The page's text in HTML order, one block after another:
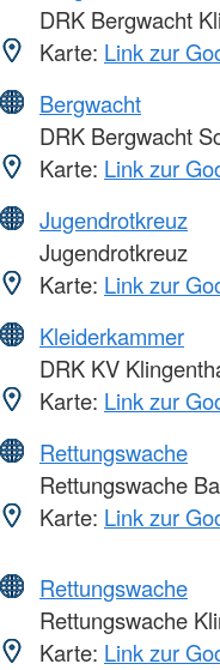
DRK Bergwacht
Karte: Link zur
Bergwacht
DRK Bergwacht
Karte: Link zur
Jugendrotkreuz
Jugendrotkreuz
Karte: Link zur
Kleiderkammer
DRK KV
Karte: Link zur
Rettungswache
Rettungswache
Karte: Link zur
Rettungswache
Rettungswache
Karte: Link zur